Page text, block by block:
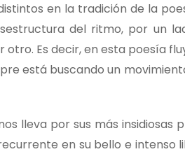
en la tradición de la
del ritmo, por un
Es decir, en esta poesía
está buscando un
lleva por sus más insidiosas
en su bello e intenso